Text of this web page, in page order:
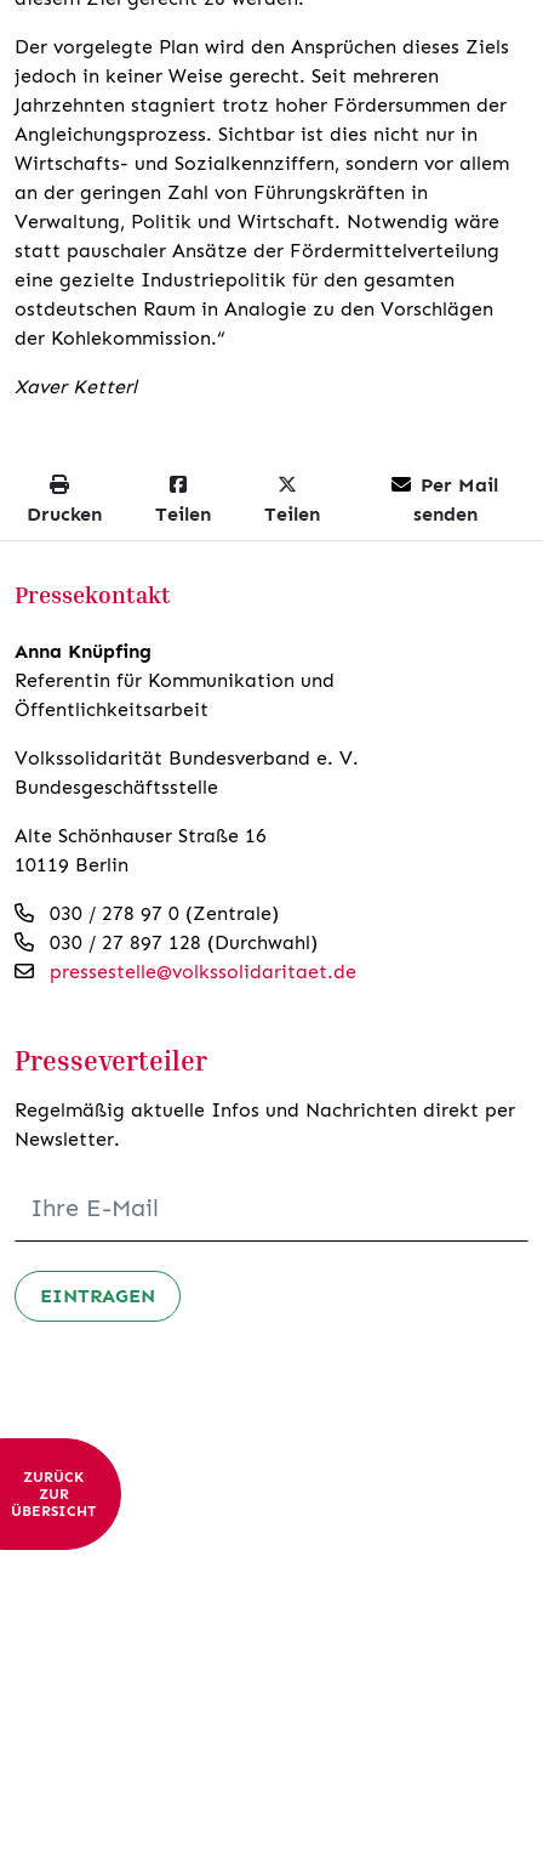
Der vorgelegte Plan wird den Ansprüchen dieses Ziels
jedoch in keiner Weise gerecht. Seit mehreren
Jahrzehnten stagniert trotz hoher Fördersummen der
Angleichungsprozess. Sichtbar ist dies nicht nur in
Wirtschafts- und Sozialkennziffern, sondern vor allem
an der geringen Zahl von Führungskräften in
Verwaltung, Politik und Wirtschaft. Notwendig wäre
statt pauschaler Ansätze der Fördermittelverteilung
eine gezielte Industriepolitik für den gesamten
ostdeutschen Raum in Analogie zu den Vorschlägen
der Kohlekommission.“
Xaver Ketterl
Drucken Teilen Teilen
Per Mail
senden
Pressekontakt
Anna Knüpfing
Referentin für Kommunikation und
Öffentlichkeitsarbeit
Volkssolidarität Bundesverband e. V.
Bundesgeschäftsstelle
Alte Schönhauser Straße 16
10119 Berlin
030 / 278 97 0 (Zentrale)
030 / 27 897 128 (Durchwahl)
pressestelle@volkssolidaritaet.de
Presseverteiler
Regelmäßig aktuelle Infos und Nachrichten direkt per
Newsletter.
EINTRAGEN
ZURÜCK
ZUR
ÜBERSICHT